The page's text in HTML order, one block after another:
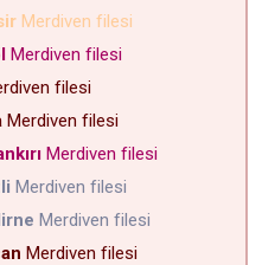
Merdiven filesi
Merdiven filesi
filesi
Merdiven filesi
Merdiven filesi
Merdiven filesi
Merdiven filesi
Merdiven filesi